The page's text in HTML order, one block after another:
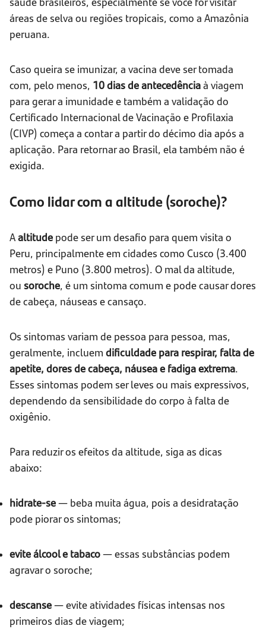
áreas de selva ou regiões tropicais, como a Amazônia
peruana.
Caso queira se imunizar, a vacina deve ser tomada
com, pelo menos, 10 dias de antecedênciaà viagem
para gerar a imunidade e também a validação do
Certificado Internacional de Vacinação e Profilaxia
(CIVP) começa a contar a partir do décimo dia após a
aplicação. Para retornar ao Brasil, ela também não é
exigida.
Como lidar com a altitude (soroche)?
Aaltitude pode ser um desafio para quem visita o
Peru, principalmente em cidades como Cusco (3.400
metros) e Puno (3.800 metros). O mal da altitude,
ou soroche, é um sintoma comum e pode causar dores
de cabeça, náuseas e cansaço.
Os sintomas variam de pessoa para pessoa, mas,
geralmente, incluem dificuldade para respirar, falta de
apetite, dores de cabeça, náusea e fadiga extrema.
Esses sintomas podem ser leves ou mais expressivos,
dependendo da sensibilidade do corpo à falta de
oxigênio.
Para reduzir os efeitos da altitude, siga as dicas
abaixo:
hidrate-se— beba muita água, pois a desidratação
pode piorar os sintomas;
evite álcool e tabaco— essas substâncias podem
agravar o soroche;
descanse— evite atividades físicas intensas nos
primeiros dias de viagem;